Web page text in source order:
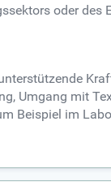
oder des
Umgang mit
Beispiel im